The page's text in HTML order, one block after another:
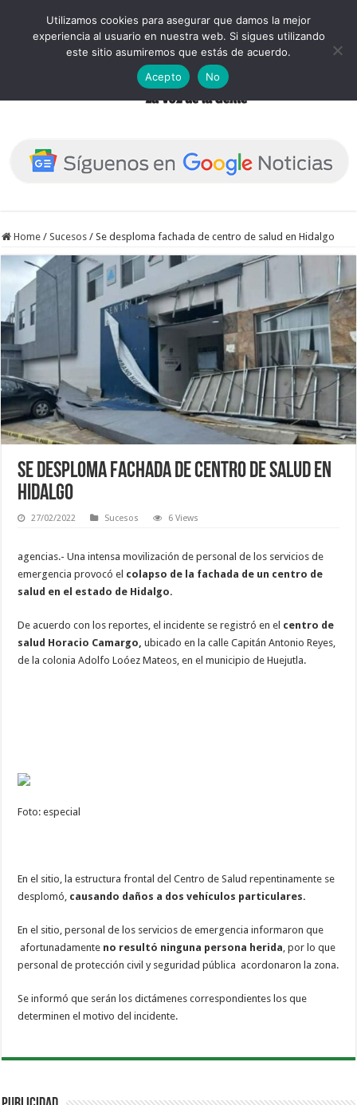
Home / Sucesos / Se desploma fachada de centro de salud en Hidalgo
Se desploma fachada de centro de salud en
Hidalgo
27/02/2022 Sucesos 6 Views
agencias.- Una intensa movilización de personal de los servicios de
emergencia provocó el colapso de la fachada de un centro de
salud en el estado de Hidalgo.
De acuerdo con los reportes, el incidente se registró en el centro de
salud Horacio Camargo, ubicado en la calle Capitán Antonio Reyes,
de la colonia Adolfo Loóez Mateos, en el municipio de Huejutla.
Foto: especial
En el sitio, la estructura frontal del Centro de Salud repentinamente se
desplomó, causando daños a dos vehículos particulares.
En el sitio, personal de los servicios de emergencia informaron que
afortunadamente no resultó ninguna persona herida, por lo que
personal de protección civil y seguridad pública acordonaron la zona.
Se informó que serán los dictámenes correspondientes los que
determinen el motivo del incidente.
Utilizamos cookies para asegurar que damos la mejor
experiencia al usuario en nuestra web. Si sigues utilizando
este sitio asumiremos que estás de acuerdo.
Acepto
No